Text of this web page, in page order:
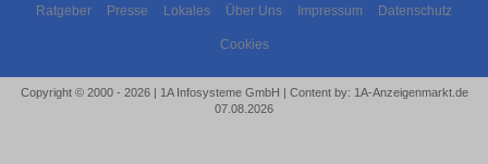
Ratgeber Presse Lokales Über Uns Impressum Datenschutz
Cookies
Copyright © 2000 - 2026 | 1A Infosysteme GmbH | Content by: 1A-Anzeigenmarkt.de
07.08.2026